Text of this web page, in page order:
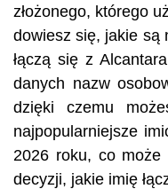
złożonego, którego
dowiesz się, jakie są
łączą się z
danych nazw
dzięki czemu
najpopularniejsze
2026 roku, co może
decyzji, jakie imię